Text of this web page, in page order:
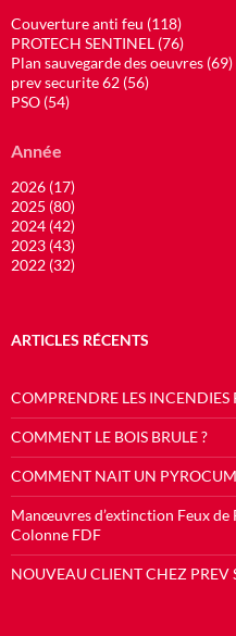
Couverture anti feu (118)
PROTECH SENTINEL (76)
Plan sauvegarde des oeuvres (69)
prev securite 62 (56)
PSO (54)
Année
2026 (17)
2025 (80)
2024 (42)
2023 (43)
2022 (32)
ARTICLES RÉCENTS
COMPRENDRE LES INCENDIES
COMMENT LE BOIS BRULE ?
COMMENT NAIT UN
Manœuvres d’extinction Feux de
Colonne FDF
NOUVEAU CLIENT CHEZ PREV